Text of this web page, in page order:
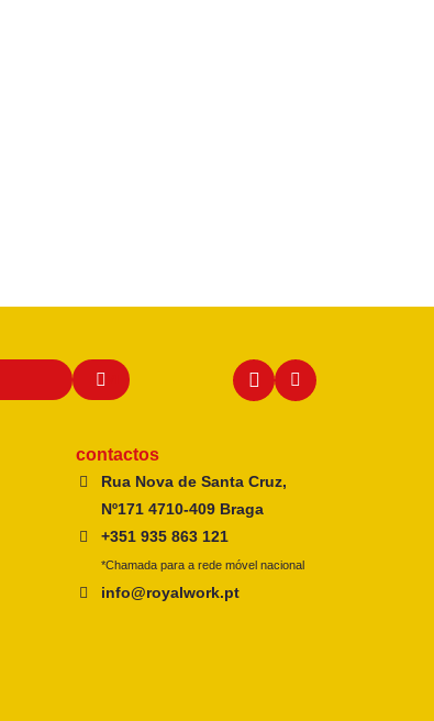
contactos
Rua Nova de Santa Cruz,
Nº171 4710-409 Braga
+351 935 863 121
*Chamada para a rede móvel nacional
info@royalwork.pt